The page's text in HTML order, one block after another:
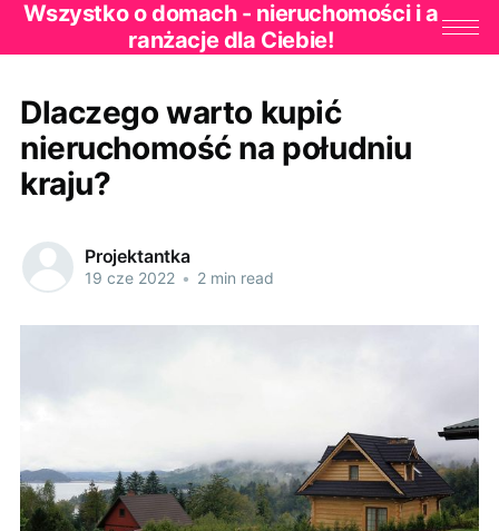
Wszystko o domach - nieruchomości i a
ranżacje dla Ciebie!
Dlaczego warto kupić
nieruchomość na południu
kraju?
Projektantka
19 cze 2022 • 2 min read